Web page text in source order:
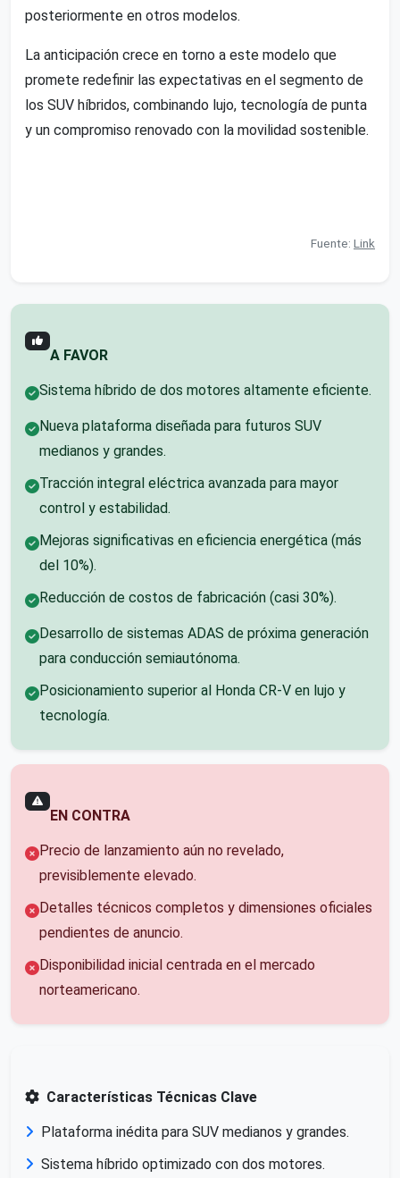
posteriormente en otros modelos.
La anticipación crece en torno a este modelo que
promete redefinir las expectativas en el segmento de
los SUV híbridos, combinando lujo, tecnología de punta
y un compromiso renovado con la movilidad sostenible.
Fuente: Link
A FAVOR
Sistema híbrido de dos motores altamente eficiente.
Nueva plataforma diseñada para futuros SUV
medianos y grandes.
Tracción integral eléctrica avanzada para mayor
control y estabilidad.
Mejoras significativas en eficiencia energética (más
del 10%).
Reducción de costos de fabricación (casi 30%).
Desarrollo de sistemas ADAS de próxima generación
para conducción semiautónoma.
Posicionamiento superior al Honda CR-V en lujo y
tecnología.
EN CONTRA
Precio de lanzamiento aún no revelado,
previsiblemente elevado.
Detalles técnicos completos y dimensiones oficiales
pendientes de anuncio.
Disponibilidad inicial centrada en el mercado
norteamericano.
Características Técnicas Clave
Plataforma inédita para SUV medianos y grandes.
Sistema híbrido optimizado con dos motores.